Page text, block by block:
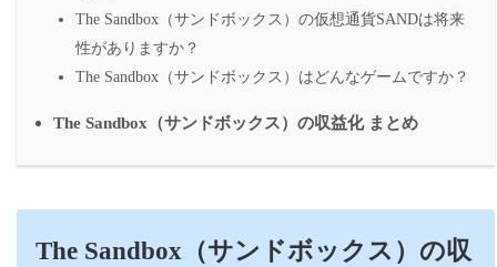
The Sandbox（サンドボックス）の仮想通貨SANDは将来
性がありますか？
The Sandbox（サンドボックス）はどんなゲームですか？
The Sandbox（サンドボックス）の収益化 まとめ
The Sandbox（サンドボックス）の収